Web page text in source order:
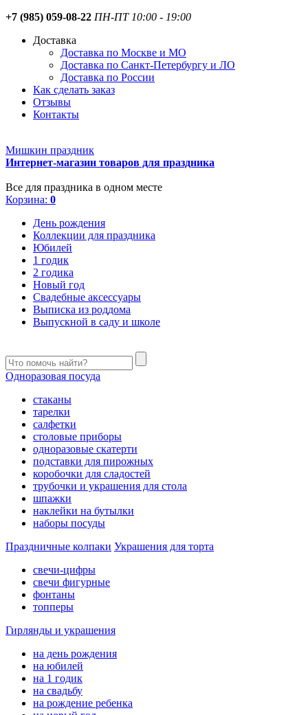
+7 (985) 059-08-22 ПН-ПТ 10:00 - 19:00
Доставка
Доставка по Москве и МО
Доставка по Санкт-Петербургу и ЛО
Доставка по России
Как сделать заказ
Отзывы
Контакты
Мишкин праздник
Интернет-магазин товаров для праздника
Все для праздника в одном месте
Корзина: 0
День рождения
Коллекции для праздника
Юбилей
1 годик
2 годика
Новый год
Свадебные аксессуары
Выписка из роддома
Выпускной в саду и школе
Одноразовая посуда
стаканы
тарелки
салфетки
столовые приборы
одноразовые скатерти
подставки для пирожных
коробочки для сладостей
трубочки и украшения для стола
шпажки
наклейки на бутылки
наборы посуды
Праздничные колпаки Украшения для торта
свечи-цифры
свечи фигурные
фонтаны
топперы
Гирлянды и украшения
на день рождения
на юбилей
на 1 годик
на свадьбу
на рождение ребенка